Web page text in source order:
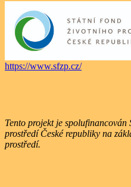
https://www.sfzp.cz/
Tento projekt je
prostředí České republiky na
prostředí.